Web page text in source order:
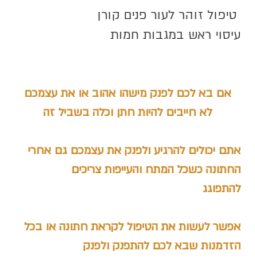
עיסוי ראש במגבות חמות
לא חייבים להיות חתן וכלה בשביל זה
אתם יכולים להרגיע ולפנק את עצמכם גם אחרי
החתונה כשכל המתח והעייפות צריכים
להתפוגג
אפשר לעשות את הטיפול לקראת חתונה או בכל
הזדמנות שבא לכם להתפנק ולפנק